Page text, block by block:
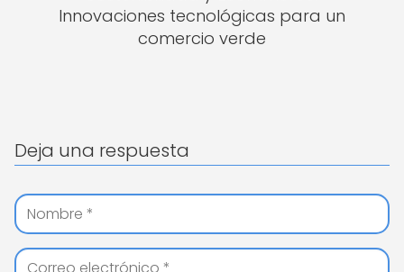
Innovaciones tecnológicas para un
comercio verde
Deja una respuesta